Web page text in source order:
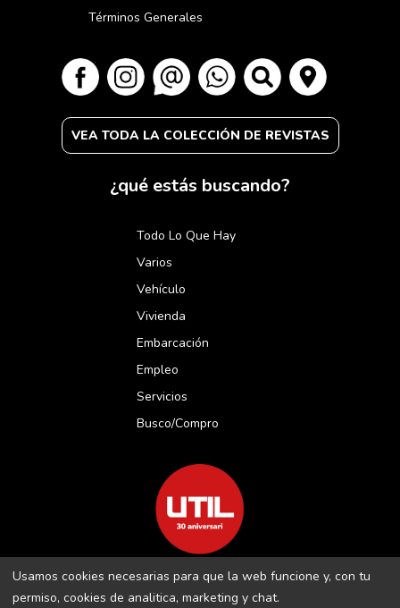
Usamos cookies necesarias para que la web funcione y, con tu
permiso, cookies de analitica, marketing y chat.
Términos Generales
VEA TODA LA COLECCIÓN DE REVISTAS
¿qué estás buscando?
Todo Lo Que Hay
Varios
Vehículo
Vivienda
Embarcación
Empleo
Servicios
Busco/compro
REVISTA UTIL MENORCA S.L C/ BORJA MOLL, 18 · 07703 MAÓ-